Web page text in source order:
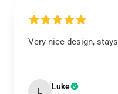
Very nice design,
L Luke